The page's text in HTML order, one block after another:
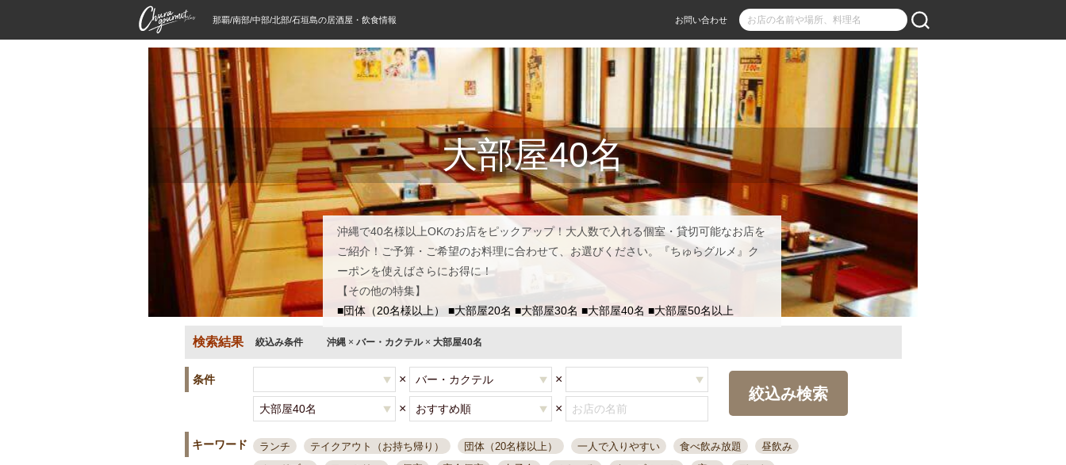
那覇/南部/中部/北部/石垣島の居酒屋・飲食情報 お問い合わせ
大部屋40名
沖縄で40名様以上OKのお店をピックアップ！大人数で入れる個室・貸切可能なお店を
ご紹介！ご予算・ご希望のお料理に合わせて、お選びください。『ちゅらグルメ』ク
ーポンを使えばさらにお得に！
【その他の特集】
■団体（20名様以上）
■大部屋20名 ■大部屋30名 ■大部屋40名 ■大部屋50名以上
検索結果 絞込み条件 沖縄 × バー・カクテル× 大部屋40名
条件 × ×
× ×
絞込み検索
キーワード ランチ テイクアウト（お持ち帰り） 団体（20名様以上） 一人で入りやすい 食べ飲み放題
昼飲み